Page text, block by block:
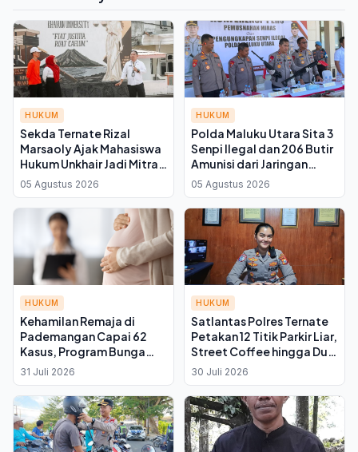
HUKUM
Sekda Ternate Rizal
Marsaoly Ajak Mahasiswa
Hukum Unkhair Jadi Mitra
Kritis Kawal Kebijakan
Daerah
05 Agustus 2026
HUKUM
Polda Maluku Utara Sita 3
Senpi Ilegal dan 206 Butir
Amunisi dari Jaringan
Filipina di Halmahera
Utara, 3 Tersangka
Dibekuk
05 Agustus 2026
HUKUM
Kehamilan Remaja di
Pademangan Capai 62
Kasus, Program Bunga
Desa Hadir untuk
Dukungan Fisik dan
Mental
31 Juli 2026
HUKUM
Satlantas Polres Ternate
Petakan 12 Titik Parkir Liar,
Street Coffee hingga Dua
Rumah Sakit Jadi Sasaran
Penertiban
30 Juli 2026